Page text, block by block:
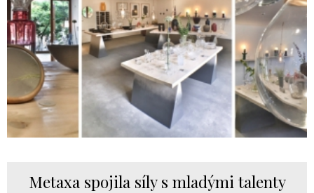
Metaxa spojila síly s mladými talenty